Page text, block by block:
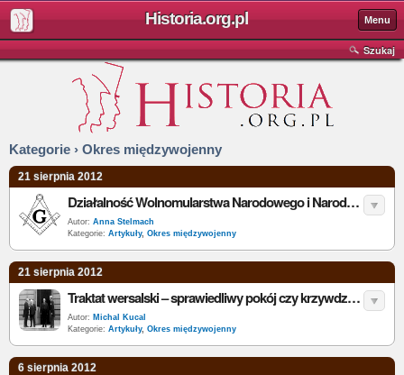
Historia.org.pl Menu
Szukaj
Kategorie › Okres międzywojenny
21 sierpnia 2012
Działalność Wolnomularstwa Narodowego i Narodowego Towarzystwa Patriotycznego
Autor: Anna Stelmach
Kategorie: Artykuły, Okres międzywojenny
21 sierpnia 2012
Traktat wersalski – sprawiedliwy pokój czy krzywdzący dyktat?
Autor: Michal Kucal
Kategorie: Artykuły, Okres międzywojenny
6 sierpnia 2012